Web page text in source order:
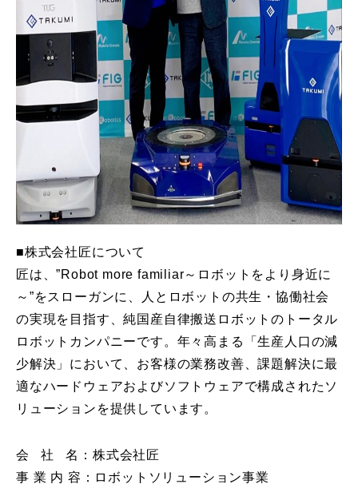
■株式会社匠について
匠は、”Robot more familiar～ロボットをより身近に
～”をスローガンに、人とロボットの共生・協働社会
の実現を目指す、純国産自律搬送ロボットのトータル
ロボットカンパニーです。年々高まる「生産人口の減
少解決」において、お客様の業務改善、課題解決に最
適なハードウェアおよびソフトウェアで構成されたソ
リューションを提供しています。
会 社 名：株式会社匠
事 業 内 容：ロボットソリューション事業